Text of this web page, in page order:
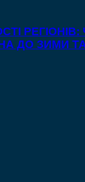
ДО ЗИМИ